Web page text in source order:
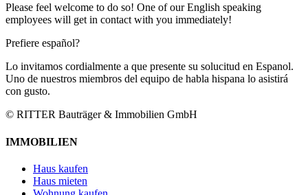
Please feel welcome to do so! One of our English speaking
employees will get in contact with you immediately!
Prefiere español?
Lo invitamos cordialmente a que presente su solucitud en Espanol.
Uno de nuestros miembros del equipo de habla hispana lo asistirá
con gusto.
© RITTER Bauträger & Immobilien GmbH
IMMOBILIEN
Haus kaufen
Haus mieten